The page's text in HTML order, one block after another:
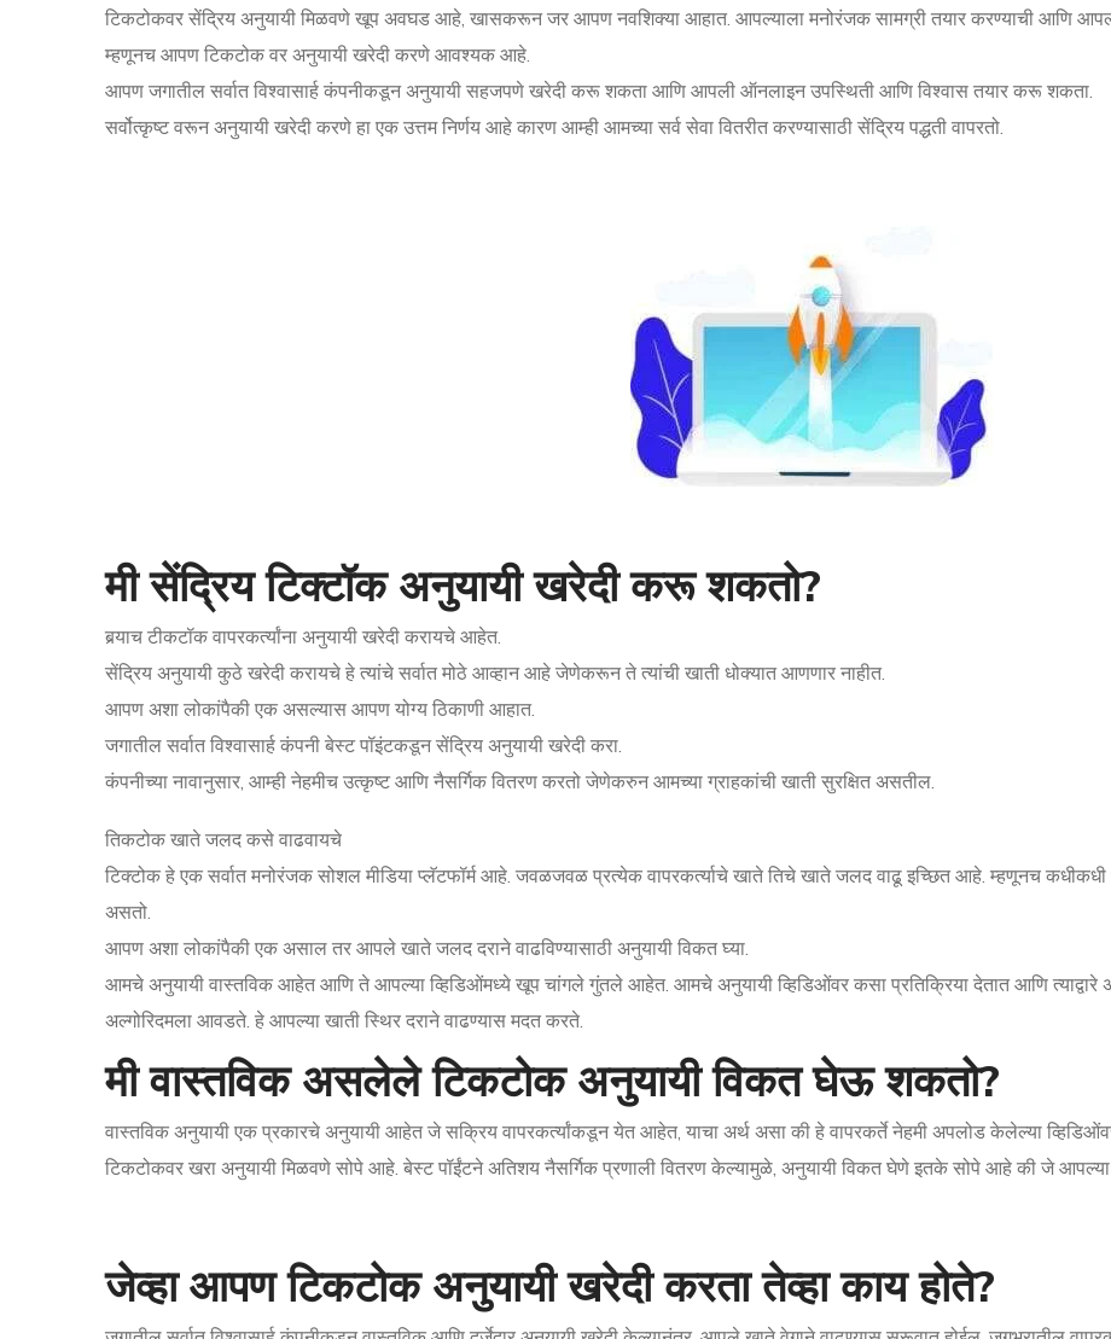
टिकटोकवर सेंद्रिय अनुयायी मिळवणे खूप अवघड आहे, खासकरून जर आपण नवशिक्या आहात. आपल्याला मनोरंजक सामग्री तयार करण्याची आणि
म्हणूनच आपण टिकटोक वर अनुयायी खरेदी करणे आवश्यक आहे.
आपण जगातील सर्वात विश्वासार्ह कंपनीकडून अनुयायी सहजपणे खरेदी करू शकता आणि आपली ऑनलाइन उपस्थिती आणि विश्वास तयार करू शकता.
सर्वोत्कृष्ट वरून अनुयायी खरेदी करणे हा एक उत्तम निर्णय आहे कारण आम्ही आमच्या सर्व सेवा वितरीत करण्यासाठी सेंद्रिय पद्धती वापरतो.
मी सेंद्रिय टिक्टॉक अनुयायी खरेदी करू शकतो?
बर्‍याच टीकटॉक वापरकर्त्यांना अनुयायी खरेदी करायचे आहेत.
सेंद्रिय अनुयायी कुठे खरेदी करायचे हे त्यांचे सर्वात मोठे आव्हान आहे जेणेकरून ते त्यांची खाती धोक्यात आणणार नाहीत.
आपण अशा लोकांपैकी एक असल्यास आपण योग्य ठिकाणी आहात.
जगातील सर्वात विश्वासार्ह कंपनी बेस्ट पॉइंटकडून सेंद्रिय अनुयायी खरेदी करा.
कंपनीच्या नावानुसार, आम्ही नेहमीच उत्कृष्ट आणि नैसर्गिक वितरण करतो जेणेकरुन आमच्या ग्राहकांची खाती सुरक्षित असतील.
तिकटोक खाते जलद कसे वाढवायचे
टिक्टोक हे एक सर्वात मनोरंजक सोशल मीडिया प्लॅटफॉर्म आहे. जवळजवळ प्रत्येक वापरकर्त्याचे खाते तिचे खाते जलद वाढू इच्छित आहे. म्हणूनच
असतो.
आपण अशा लोकांपैकी एक असाल तर आपले खाते जलद दराने वाढविण्यासाठी अनुयायी विकत घ्या.
आमचे अनुयायी वास्तविक आहेत आणि ते आपल्या व्हिडिओंमध्ये खूप चांगले गुंतले आहेत. आमचे अनुयायी व्हिडिओंवर कसा प्रतिक्रिया देतात आणि त्याद्वारे
अल्गोरिदमला आवडते. हे आपल्या खाती स्थिर दराने वाढण्यास मदत करते.
मी वास्तविक असलेले टिकटोक अनुयायी विकत घेऊ शकतो?
वास्तविक अनुयायी एक प्रकारचे अनुयायी आहेत जे सक्रिय वापरकर्त्यांकडून येत आहेत, याचा अर्थ असा की हे वापरकर्ते नेहमी अपलोड केलेल्या
टिकटोकवर खरा अनुयायी मिळवणे सोपे आहे. बेस्ट पॉईंटने अतिशय नैसर्गिक प्रणाली वितरण केल्यामुळे, अनुयायी विकत घेणे इतके सोपे आहे की जे आपल्या
जेव्हा आपण टिकटोक अनुयायी खरेदी करता तेव्हा काय होते?